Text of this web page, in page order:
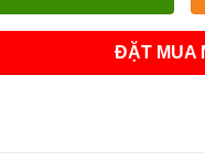
ĐẶT MUA